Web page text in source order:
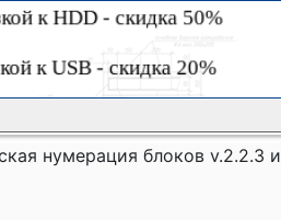
нумерация блоков v.2.2.3 и